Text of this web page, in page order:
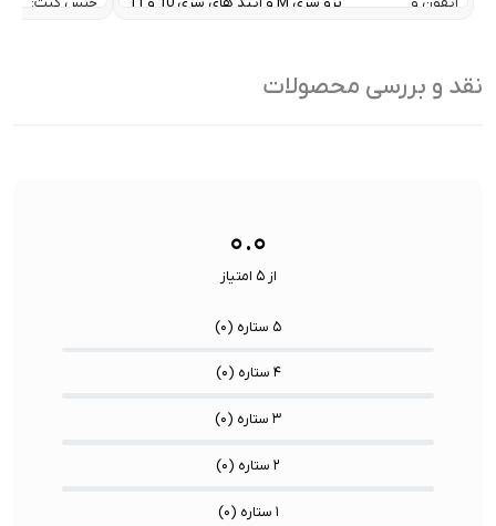
ظرفیت:
نقد و بررسی محصولات
۰.۰
از ۵ امتیاز
۵ ستاره ( ۰)
۴ ستاره ( ۰)
۳ ستاره ( ۰)
۲ ستاره ( ۰)
۱ ستاره ( ۰)